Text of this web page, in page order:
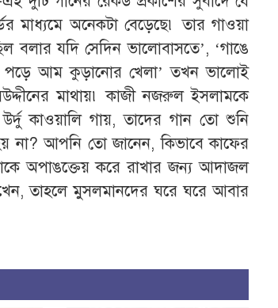
মাধ্যমে অনেকটা বেড়েছে৷ তার গাওয়া
বলার যদি সেদিন ভালোবাসতে’, ‘গাঙে
আম কুড়ানোর খেলা’ তখন ভালোই
মাথায়৷ কাজী নজরুল ইসলামকে
কাওয়ালি গায়, তাদের গান তো শুনি
না? আপনি তো জানেন, কিভাবে কাফের
অপাঙক্তেয় করে রাখার জন্য আদাজল
তাহলে মুসলমানদের ঘরে ঘরে আবার